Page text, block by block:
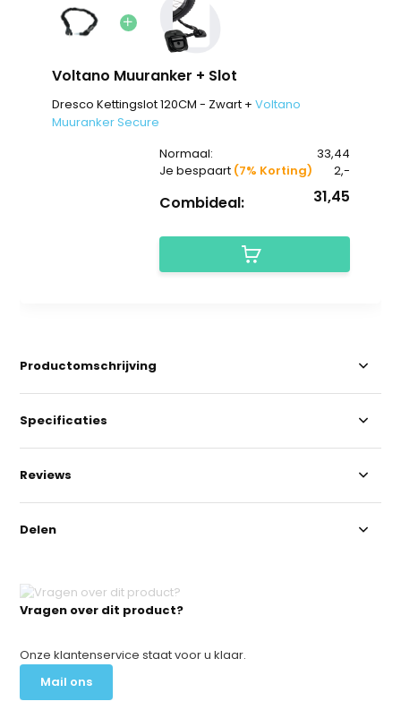
Voltano Muuranker + Slot
Dresco Kettingslot 120CM - Zwart + Voltano
Muuranker Secure
Normaal:
33,44
Je bespaart (7% Korting) 2,-
Combideal: 31,45
Vragen over dit product?
Onze klantenservice staat voor u klaar.
Mail ons
Productomschrijving
Specificaties
Reviews
Delen